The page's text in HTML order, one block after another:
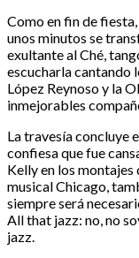
Como en fin de
unos minutos se
exultante al Ché,
escucharla cantando
López Reynoso y la
inmejorables
La travesía concluye
confiesa que fue
Kelly en los montajes
musical Chicago,
siempre será
All that jazz: no, no
jazz.